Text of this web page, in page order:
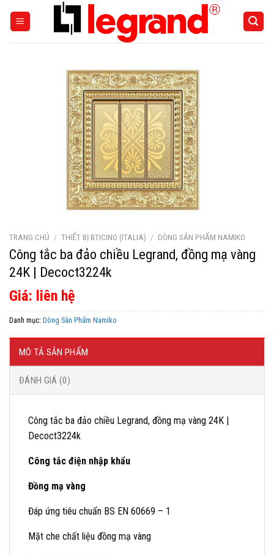
TRANG CHỦ / THIẾT BỊ BTICINO (ITALIA) / DÒNG SẢN PHẨM NAMIKO
Công tắc ba đảo chiều Legrand, đồng mạ vàng
24K | Decoct3224k
Giá: liên hệ
Danh mục: Dòng Sản Phẩm Namiko
MÔ TẢ SẢN PHẨM
ĐÁNH GIÁ (0)
Công tắc ba đảo chiều Legrand, đồng mạ vàng 24K |
Decoct3224k
Công tắc điện nhập khẩu
Đồng mạ vàng
Đáp ứng tiêu chuẩn BS EN 60669 – 1
Mặt che chất liệu đồng mạ vàng